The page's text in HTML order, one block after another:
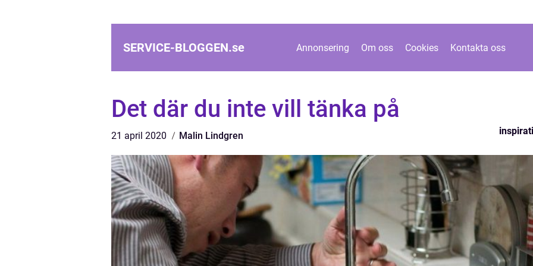
SERVICE-BLOGGEN.se Annonsering Om oss Cookies Kontakta oss
Det där du inte vill tänka på
21 april 2020 Malin Lindgren